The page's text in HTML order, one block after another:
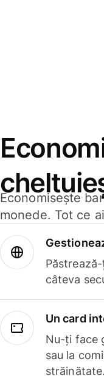
Economisește
monede. Tot ce
câteva
Un card
Nu-ți face
sau la
străinătate.